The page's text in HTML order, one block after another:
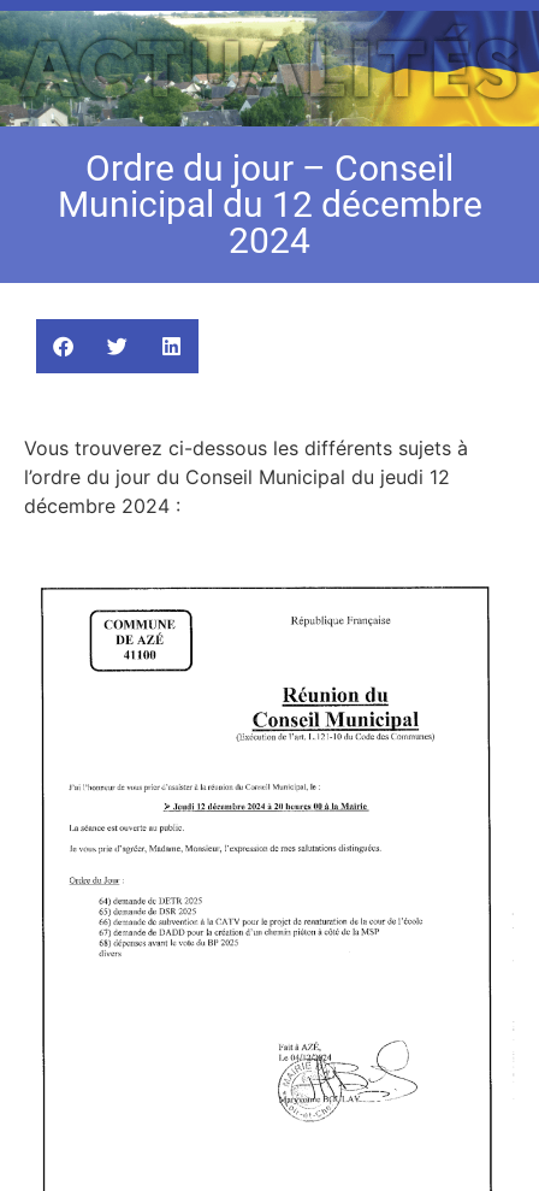
Ordre du jour – Conseil
Municipal du 12 décembre
2024
Vous trouverez ci-dessous les différents sujets à
l’ordre du jour du Conseil Municipal du jeudi 12
décembre 2024 :